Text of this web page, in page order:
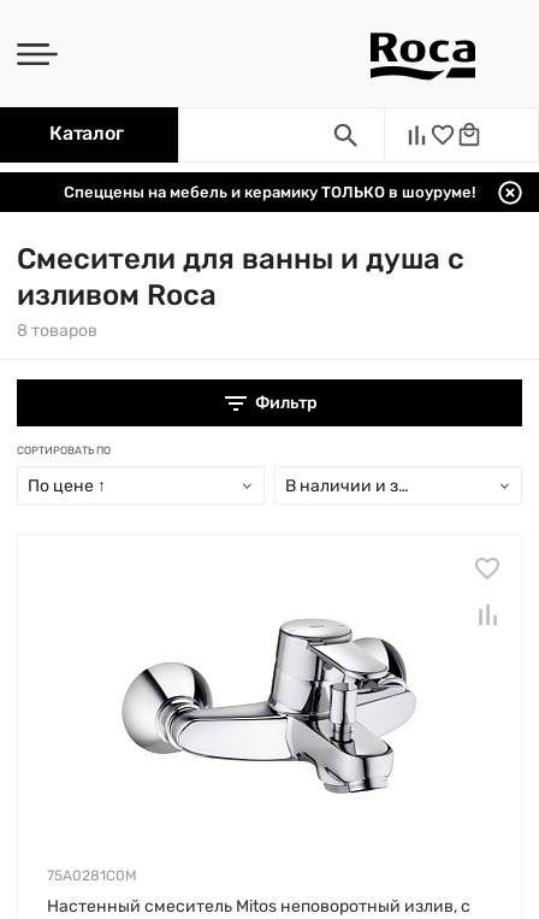
Каталог
Спеццены на мебель и керамику ТОЛЬКО в шоуруме!
Смесители для ванны и душа с
изливом Roca
8 товаров
Фильтр
СОРТИРОВАТЬ ПО
По цене ↑ В наличии и заказ свыше 15 дн
75A0281C0M
Настенный смеситель Mitos неповоротный излив, с